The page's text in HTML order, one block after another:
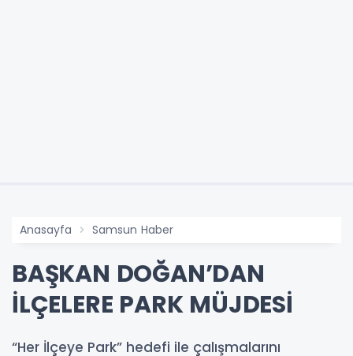
Anasayfa Samsun Haber
BAŞKAN DOĞAN’DAN
İLÇELERE PARK MÜJDESİ
“Her İlçeye Park” hedefi ile çalışmalarını